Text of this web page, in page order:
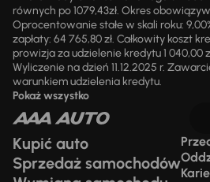
równych po 1079,43zł. Okres
Oprocentowanie stałe w skali roku:
zapłaty: 64 765,80 zł. Całkowity koszt
prowizja za udzielenie kredytu 1 040,00
Wyliczenie na dzień 11.12.2025 r.
warunkiem udzielenia kredytu.
Pokaż wszystko
Kupić auto
Sprzedaż samochodów